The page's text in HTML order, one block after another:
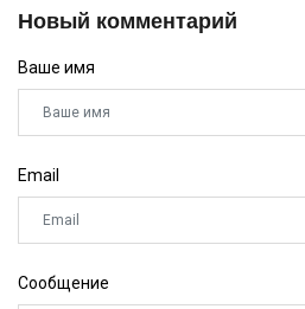
Новый комментарий
Ваше имя
Email
Сообщение